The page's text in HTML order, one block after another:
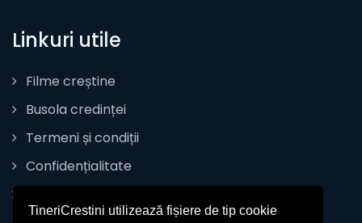
TineriCrestini utilizează fișiere de tip cookie
Linkuri utile
Filme creștine
Busola credinței
Termeni și condiții
Confidențialitate